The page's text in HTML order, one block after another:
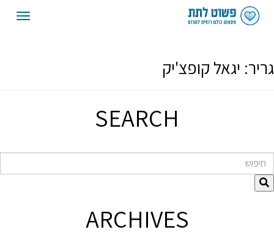
גריר: יגאל קופצ'יק
SEARCH
חיפוש
ARCHIVES